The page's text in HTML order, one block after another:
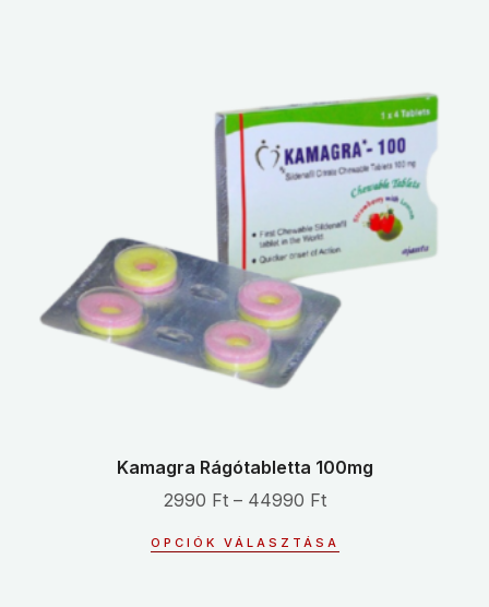
Kamagra Rágótabletta 100mg
2990 Ft – 44990 Ft
OPCIÓK VÁLASZTÁSA